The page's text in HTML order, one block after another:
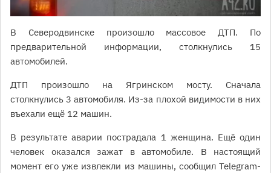
В Северодвинске произошло массовое ДТП. По
предварительной информации, столкнулись 15
автомобилей.
ДТП произошло на Ягринском мосту. Сначала
столкнулись 3 автомобиля. Из-за плохой видимости в них
въехали ещё 12 машин.
В результате аварии пострадала 1 женщина. Ещё один
человек оказался зажат в автомобиле. В настоящий
момент его уже извлекли из машины, сообщил Telegram-